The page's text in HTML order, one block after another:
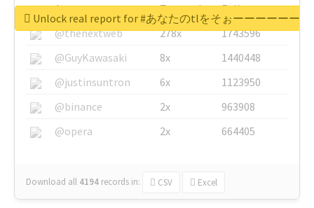
Account Tweeted
Followers
@thenextweb
278x
1743596
@GuyKawasaki
8x
1440448
@justinsuntron
6x
1123950
@binance
2x
963908
@opera
2x 664405
Download all 4194 records in: CSV Excel
Unlock real report for #あなたのtlをそぉーーーーーー